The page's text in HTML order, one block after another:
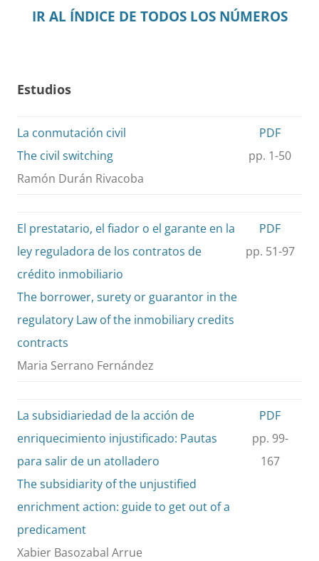
IR AL ÍNDICE DE TODOS LOS NÚMEROS
Estudios
La conmutación civil
The civil switching
Ramón Durán Rivacoba
PDF
pp. 1-50
El prestatario, el fiador o el garante en la
ley reguladora de los contratos de
crédito inmobiliario
The borrower, surety or guarantor in the
regulatory Law of the inmobiliary credits
contracts
Maria Serrano Fernández
PDF
pp. 51-97
La subsidiariedad de la acción de
enriquecimiento injustificado: Pautas
para salir de un atolladero
The subsidiarity of the unjustified
enrichment action: guide to get out of a
predicament
Xabier Basozabal Arrue
PDF
pp. 99-
167